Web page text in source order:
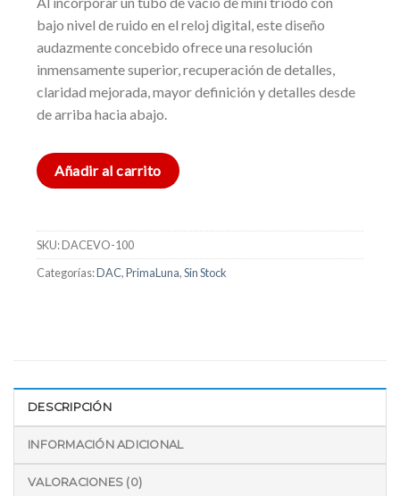
bajo nivel de ruido en el reloj digital, este diseño
audazmente concebido ofrece una resolución
inmensamente superior, recuperación de detalles,
claridad mejorada, mayor definición y detalles desde
de arriba hacia abajo.
Añadir al carrito
SKU:DACEVO-100
Categorías:DAC,PrimaLuna,Sin Stock
DESCRIPCIÓN
INFORMACIÓN ADICIONAL
VALORACIONES (0)